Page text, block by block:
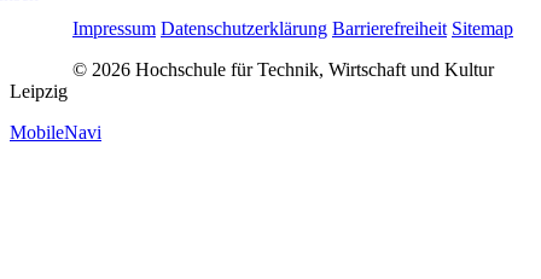
Impressum Datenschutzerklärung Barrierefreiheit Sitemap
© 2026 Hochschule für Technik, Wirtschaft und Kultur
Leipzig
MobileNavi